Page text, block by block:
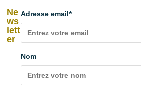
Ne
ws
lett
er
Adresse email*
Nom